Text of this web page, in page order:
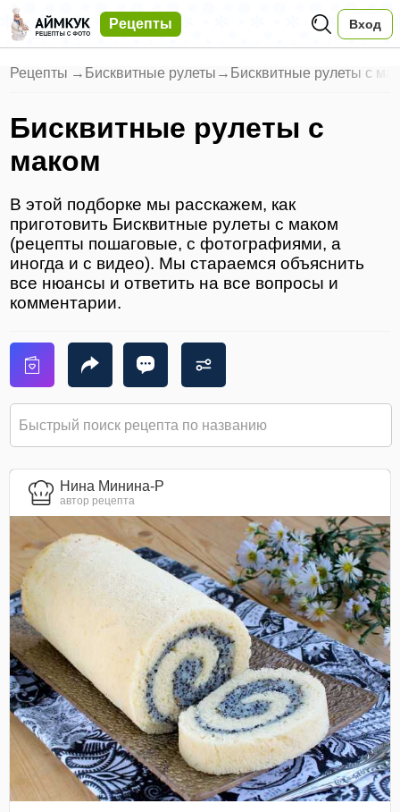
Рецепты Вход
Рецепты → Бисквитные рулеты → Бисквитные рулеты с
Бисквитные рулеты с
маком
В этой подборке мы расскажем, как
приготовить Бисквитные рулеты с маком
(рецепты пошаговые, с фотографиями, а
иногда и с видео). Мы стараемся объяснить
все нюансы и ответить на все вопросы и
комментарии.
Нина Минина-Р
автор рецепта